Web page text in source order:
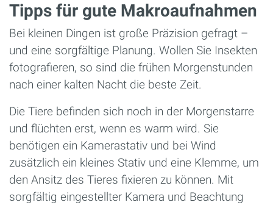
Tipps für gute Makroaufnahmen
Bei kleinen Dingen ist große Präzision gefragt –
und eine sorgfältige Planung. Wollen Sie Insekten
fotografieren, so sind die frühen Morgenstunden
nach einer kalten Nacht die beste Zeit.
Die Tiere befinden sich noch in der Morgenstarre
und flüchten erst, wenn es warm wird. Sie
benötigen ein Kamerastativ und bei Wind
zusätzlich ein kleines Stativ und eine Klemme, um
den Ansitz des Tieres fixieren zu können. Mit
sorgfältig eingestellter Kamera und Beachtung